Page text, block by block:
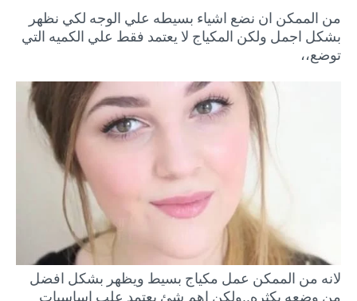
من الممكن ان نضع اشياء بسيطه علي الوجه لكي نظهر
بشكل اجمل ولكن المكياج لا يعتمد فقط علي الكميه التي
توضع،،
لانه من الممكن عمل مكياج بسيط ويظهر بشكل افضل
من وضعه بكثره..ولكن اهم شئ بعتمد علب اساسيات